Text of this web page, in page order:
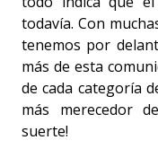
todavía. Con
tenemos por
más de esta
de cada categoría
más merecedor
suerte!